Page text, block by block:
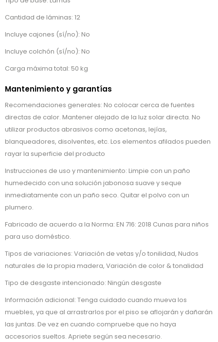
Cantidad de láminas: 12
Incluye cajones (sí/no): No
Incluye colchón (sí/no): No
Carga máxima total: 50 kg
Mantenimiento y garantías
Recomendaciones generales: No colocar cerca de fuentes
directas de calor. Mantener alejado de la luz solar directa. No
utilizar productos abrasivos como acetonas, lejías,
blanqueadores, disolventes, etc. Los elementos afilados pueden
rayar la superficie del producto
Instrucciones de uso y mantenimiento: Limpie con un paño
humedecido con una solución jabonosa suave y seque
inmediatamente con un paño seco. Quitar el polvo con un
plumero.
Fabricado de acuerdo a la Norma: EN 716: 2018 Cunas para niños
para uso doméstico.
Tipos de variaciones: Variación de vetas y/o tonilidad, Nudos
naturales de la propia madera, Variación de color & tonalidad
Tipo de desgaste intencionado: Ningún desgaste
Información adicional: Tenga cuidado cuando mueva los
muebles, ya que al arrastrarlos por el piso se aflojarán y dañarán
las juntas. De vez en cuando compruebe que no haya
accesorios sueltos. Apriete según sea necesario.